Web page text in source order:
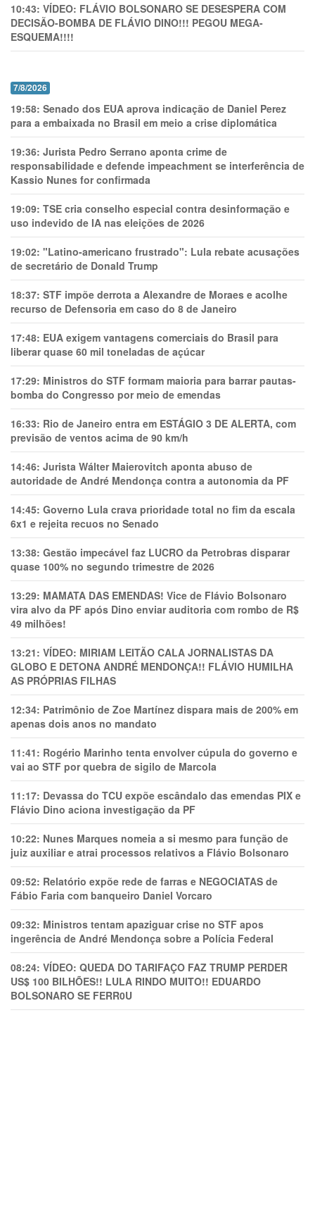
10:43: VÍDEO: FLÁVIO BOLSONARO SE DESESPERA COM
DECISÃO-BOMBA DE FLÁVIO DINO!!! PEGOU MEGA-
ESQUEMA!!!!
7/8/2026
19:58: Senado dos EUA aprova indicação de Daniel Perez
para a embaixada no Brasil em meio a crise diplomática
19:36: Jurista Pedro Serrano aponta crime de
responsabilidade e defende impeachment se interferência de
Kassio Nunes for confirmada
19:09: TSE cria conselho especial contra desinformação e
uso indevido de IA nas eleições de 2026
19:02: "Latino-americano frustrado": Lula rebate acusações
de secretário de Donald Trump
18:37: STF impõe derrota a Alexandre de Moraes e acolhe
recurso de Defensoria em caso do 8 de Janeiro
17:48: EUA exigem vantagens comerciais do Brasil para
liberar quase 60 mil toneladas de açúcar
17:29: Ministros do STF formam maioria para barrar pautas-
bomba do Congresso por meio de emendas
16:33: Rio de Janeiro entra em ESTÁGIO 3 DE ALERTA, com
previsão de ventos acima de 90 km/h
14:46: Jurista Wálter Maierovitch aponta abuso de
autoridade de André Mendonça contra a autonomia da PF
14:45: Governo Lula crava prioridade total no fim da escala
6x1 e rejeita recuos no Senado
13:38: Gestão impecável faz LUCRO da Petrobras disparar
quase 100% no segundo trimestre de 2026
13:29: MAMATA DAS EMENDAS! Vice de Flávio Bolsonaro
vira alvo da PF após Dino enviar auditoria com rombo de R$
49 milhões!
13:21: VÍDEO: MIRIAM LEITÃO CALA JORNALISTAS DA
GLOBO E DETONA ANDRÉ MENDONÇA!! FLÁVIO HUMILHA
AS PRÓPRIAS FILHAS
12:34: Patrimônio de Zoe Martínez dispara mais de 200% em
apenas dois anos no mandato
11:41: Rogério Marinho tenta envolver cúpula do governo e
vai ao STF por quebra de sigilo de Marcola
11:17: Devassa do TCU expõe escândalo das emendas PIX e
Flávio Dino aciona investigação da PF
10:22: Nunes Marques nomeia a si mesmo para função de
juiz auxiliar e atrai processos relativos a Flávio Bolsonaro
09:52: Relatório expõe rede de farras e NEGOCIATAS de
Fábio Faria com banqueiro Daniel Vorcaro
09:32: Ministros tentam apaziguar crise no STF apos
ingerência de André Mendonça sobre a Polícia Federal
08:24: VÍDEO: QUEDA DO TARIFAÇO FAZ TRUMP PERDER
US$ 100 BILHÕES!! LULA RINDO MUITO!! EDUARDO
BOLSONARO SE FERR0U